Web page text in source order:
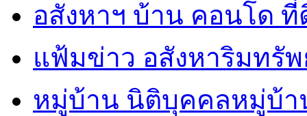
อสังหาฯ บ้าน คอนโด
แฟ้มข่าว อสังหาริมทรั
หมู่บ้าน นิติบุคคลหมู่บ้า